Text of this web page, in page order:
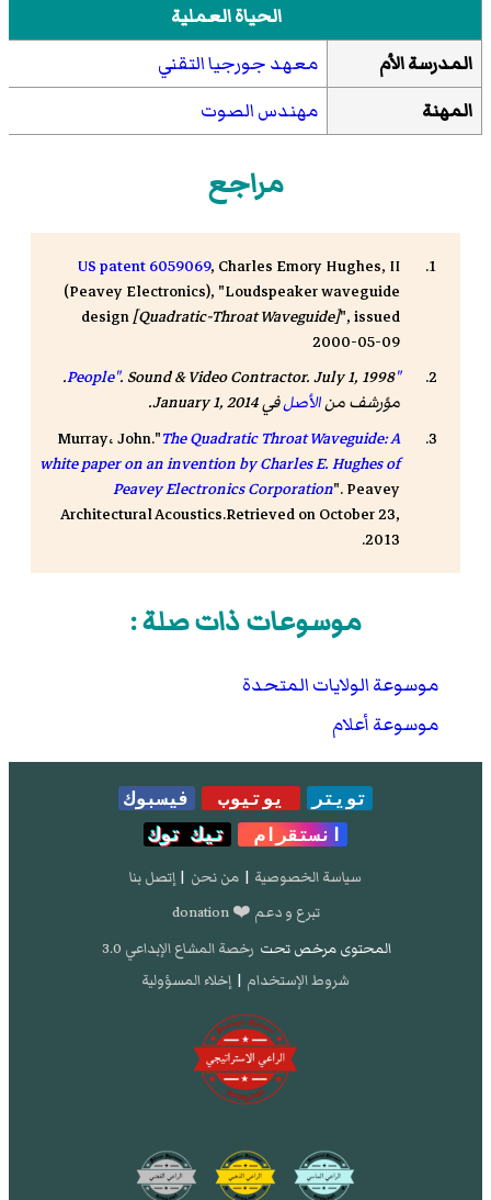
الحياة العملية
المدرسة الأم
معهد جورجيا التقني
المهنة
مهندس الصوت
مراجع
US patent 6059069, Charles Emory Hughes, II
(Peavey Electronics), "Loudspeaker waveguide
design[Quadratic-Throat Waveguide]", issued
2000-05-09
"People"
. Sound & Video Contractor
. July 1, 1998.
مؤرشف منالأصلفي January 1, 2014.
Murray، John."The Quadratic Throat Waveguide: A
white paper on an invention by Charles E. Hughes of
Peavey Electronics Corporation". Peavey
Architectural Acoustics.Retrieved onOctober 23,
2013
.
موسوعات ذات صلة :
موسوعة الولايات المتحدة
موسوعة أعلام
تويتر يوتيوب
فيسبوك
انستقرام
تيك توك
سياسة الخصوصية | من نحن | إتصل بنا
تبرع و دعم ❤️ donation
المحتوى مرخص تحت رخصة المشاع الإبداعي 3.0
شروط الإستخدام | إخلاء المسؤولية